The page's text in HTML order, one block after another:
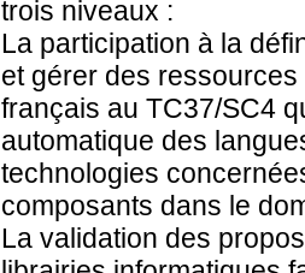
trois niveaux :
La participation à la
et gérer des
français au TC37/SC4
automatique des
technologies
composants dans le
La validation des